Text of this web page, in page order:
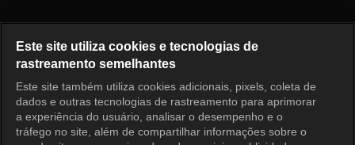
Entrar
Este site utiliza cookies e tecnologias de
rastreamento semelhantes
Este site também utiliza cookies adicionais, pixels, coleta de
dados e outras tecnologias de rastreamento para aprimorar
a experiência do usuário, analisar o desempenho e o
tráfego no site, além de compartilhar informações sobre o